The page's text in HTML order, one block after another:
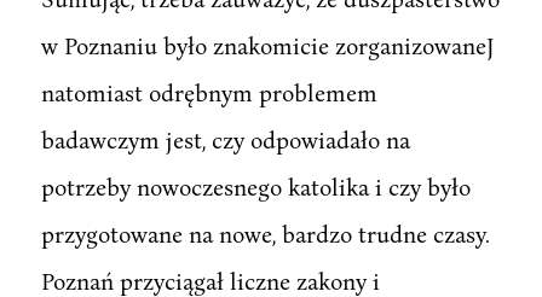
w Poznaniu było znakomicie zorganizowaneJ
natomiast odrębnym problemem
badawczym jest, czy odpowiadało na
potrzeby nowoczesnego katolika i czy było
przygotowane na nowe, bardzo trudne czasy.
Poznań przyciągał liczne zakony i